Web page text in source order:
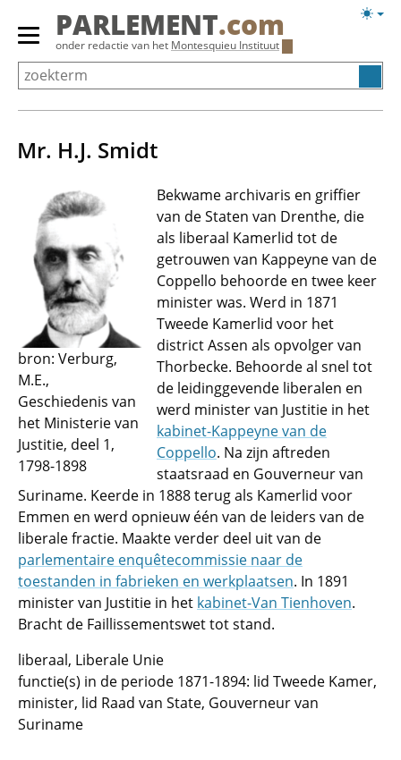
Overslaan
Primair
menu
tonen/verbergen
PARLEMENT.com
onder redactie van het Montesquieu Instituut
Mr. H.J. Smidt
bron: Verburg,
M.E.,
Geschiedenis van
het Ministerie van
Justitie, deel 1,
1798-1898
Bekwame archivaris en griffier
van de Staten van Drenthe, die
als liberaal Kamerlid tot de
getrouwen van Kappeyne van de
Coppello behoorde en twee keer
minister was. Werd in 1871
Tweede Kamerlid voor het
district Assen als opvolger van
Thorbecke. Behoorde al snel tot
de leidinggevende liberalen en
werd minister van Justitie in het
kabinet-Kappeyne van de
Coppello. Na zijn aftreden
staatsraad en Gouverneur van
Suriname. Keerde in 1888 terug als Kamerlid voor
Emmen en werd opnieuw één van de leiders van de
liberale fractie. Maakte verder deel uit van de
parlementaire enquêtecommissie naar de
toestanden in fabrieken en werkplaatsen. In 1891
minister van Justitie in het kabinet-Van Tienhoven.
Bracht de Faillissementswet tot stand.
liberaal, Liberale Unie
functie(s) in de periode 1871-1894: lid Tweede Kamer,
minister, lid Raad van State, Gouverneur van
Suriname